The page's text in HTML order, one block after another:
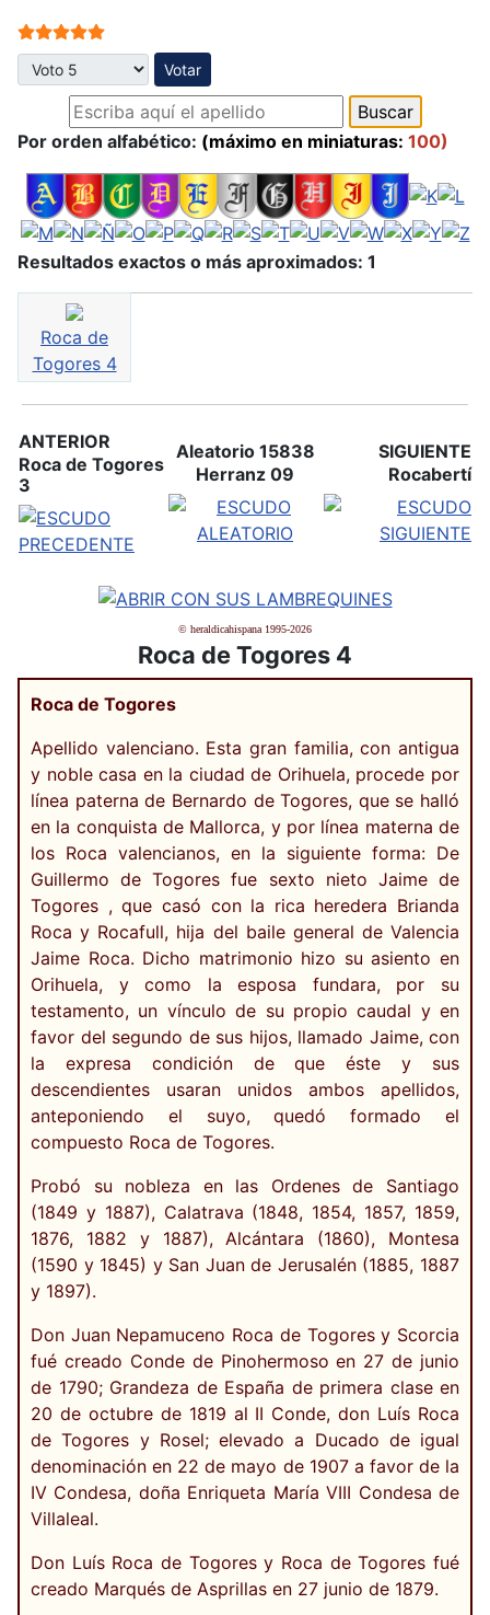
Ratio:5/5
Por favor, vote
Por orden alfabético: (máximo en miniaturas: 100)
Resultados exactos o más aproximados: 1
Roca de
Togores 4
ANTERIOR
Roca de Togores
3
Aleatorio 15838
Herranz 09
SIGUIENTE
Rocabertí
© heraldicahispana 1995-2026
Roca de Togores 4
Roca de Togores
Apellido valenciano. Esta gran familia, con antigua
y noble casa en la ciudad de Orihuela, procede por
línea paterna de Bernardo de Togores, que se halló
en la conquista de Mallorca, y por línea materna de
los Roca valencianos, en la siguiente forma: De
Guillermo de Togores fue sexto nieto Jaime de
Togores , que casó con la rica heredera Brianda
Roca y Rocafull, hija del baile general de Valencia
Jaime Roca. Dicho matrimonio hizo su asiento en
Orihuela, y como la esposa fundara, por su
testamento, un vínculo de su propio caudal y en
favor del segundo de sus hijos, llamado Jaime, con
la expresa condición de que éste y sus
descendientes usaran unidos ambos apellidos,
anteponiendo el suyo, quedó formado el
compuesto Roca de Togores.
Probó su nobleza en las Ordenes de Santiago
(1849 y 1887), Calatrava (1848, 1854, 1857, 1859,
1876, 1882 y 1887), Alcántara (1860), Montesa
(1590 y 1845) y San Juan de Jerusalén (1885, 1887
y 1897).
Don Juan Nepamuceno Roca de Togores y Scorcia
fué creado Conde de Pinohermoso en 27 de junio
de 1790; Grandeza de España de primera clase en
20 de octubre de 1819 al II Conde, don Luís Roca
de Togores y Rosel; elevado a Ducado de igual
denominación en 22 de mayo de 1907 a favor de la
IV Condesa, doña Enriqueta María VIII Condesa de
Villaleal.
Don Luís Roca de Togores y Roca de Togores fué
creado Marqués de Asprillas en 27 junio de 1879.